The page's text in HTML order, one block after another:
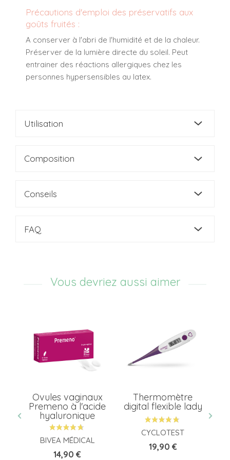
Précautions d'emploi des préservatifs aux
goûts fruités :
A conserver à l'abri de l'humidité et de la chaleur.
Préserver de la lumière directe du soleil. Peut
entrainer des réactions allergiques chez les
personnes hypersensibles au latex.
Utilisation
Composition
Conseils
FAQ
Vous devriez aussi aimer
Ovules vaginaux
Premeno à l'acide
hyaluronique
BIVEA MÉDICAL
Prix
14,90 €
Thermomètre
digital flexible lady
CYCLOTEST
Prix
19,90 €